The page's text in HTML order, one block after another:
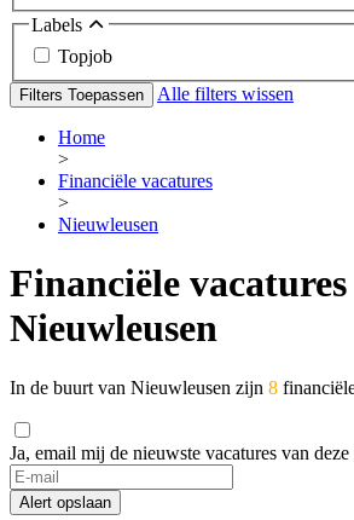
Labels
Topjob
Filters Toepassen Alle filters wissen
Home
>
Financiële vacatures
>
Nieuwleusen
Financiële vacatures
Nieuwleusen
In de buurt van Nieuwleusen zijn 8
Ja, email mij de nieuwste vacatures van
If
you
Alert opslaan